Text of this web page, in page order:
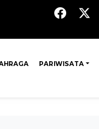
PARIWISATA